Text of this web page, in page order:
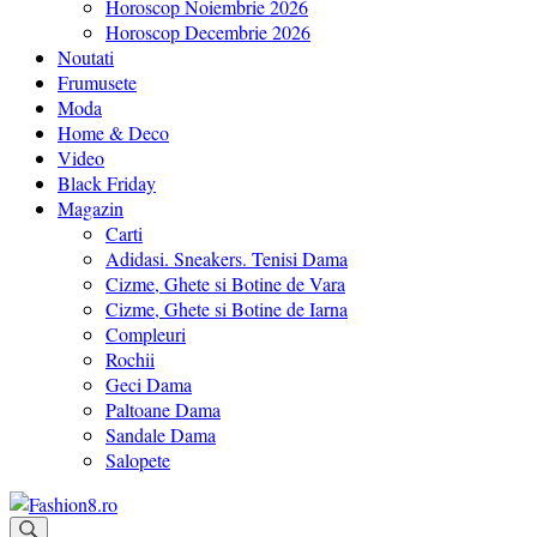
Horoscop Noiembrie 2026
Horoscop Decembrie 2026
Noutati
Frumusete
Moda
Home & Deco
Video
Black Friday
Magazin
Carti
Adidasi. Sneakers. Tenisi Dama
Cizme, Ghete si Botine de Vara
Cizme, Ghete si Botine de Iarna
Compleuri
Rochii
Geci Dama
Paltoane Dama
Sandale Dama
Salopete